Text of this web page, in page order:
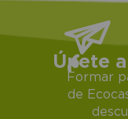
Únete
Formar
de